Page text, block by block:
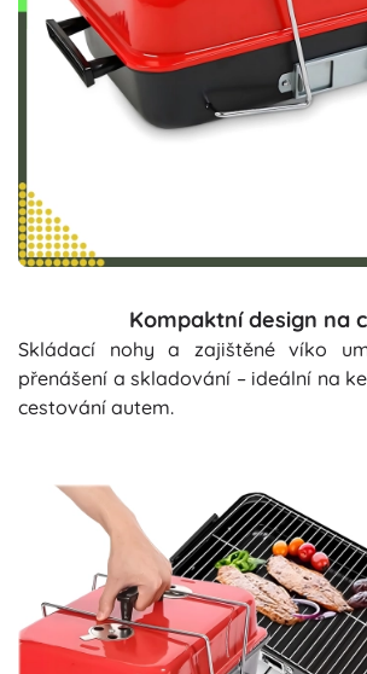
Kompaktní design na
Skládací nohy a zajištěné víko
přenášení a skladování – ideální na
cestování autem.